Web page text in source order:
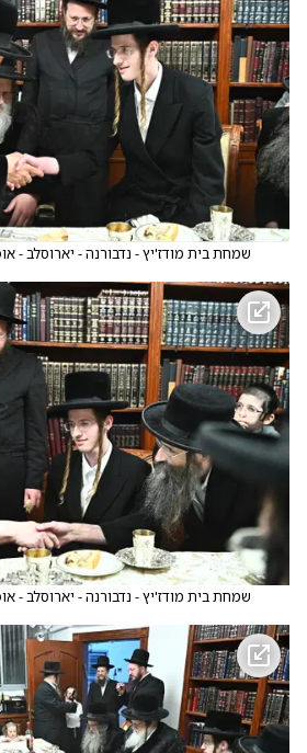
שמחת בית מודז'יץ - נדבורנה - יארוסלב -
שמחת בית מודז'יץ - נדבורנה - יארוסלב -